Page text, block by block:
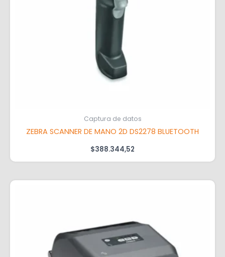
Captura de datos
ZEBRA SCANNER DE MANO 2D DS2278 BLUETOOTH
$388.344,52